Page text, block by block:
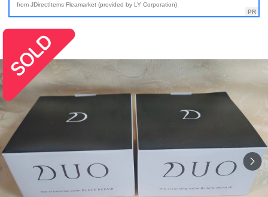
from JDirectItems Fleamarket (provided by LY Corporation)